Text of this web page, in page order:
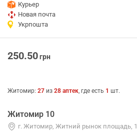
Курьер
Новая почта
Укрпошта
250.50грн
Житомир: 27 из 28 аптек, где есть 1 шт.
Житомир 10
г. Житомир, Житний рынок площадь, 1